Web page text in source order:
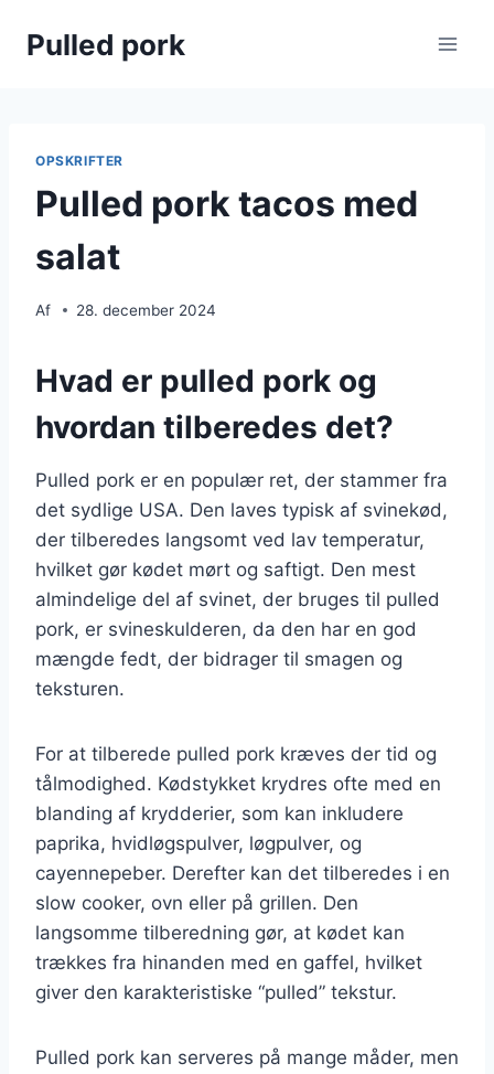
Pulled pork
OPSKRIFTER
Pulled pork tacos med
salat
Af 28. december 2024
Hvad er pulled pork og
hvordan tilberedes det?
Pulled pork er en populær ret, der stammer fra
det sydlige USA. Den laves typisk af svinekød,
der tilberedes langsomt ved lav temperatur,
hvilket gør kødet mørt og saftigt. Den mest
almindelige del af svinet, der bruges til pulled
pork, er svineskulderen, da den har en god
mængde fedt, der bidrager til smagen og
teksturen.
For at tilberede pulled pork kræves der tid og
tålmodighed. Kødstykket krydres ofte med en
blanding af krydderier, som kan inkludere
paprika, hvidløgspulver, løgpulver, og
cayennepeber. Derefter kan det tilberedes i en
slow cooker, ovn eller på grillen. Den
langsomme tilberedning gør, at kødet kan
trækkes fra hinanden med en gaffel, hvilket
giver den karakteristiske “pulled” tekstur.
Pulled pork kan serveres på mange måder, men